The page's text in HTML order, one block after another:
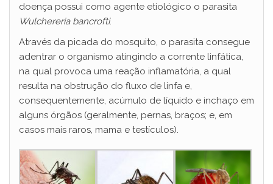
doença possui como agente etiológico o parasita
Wulchereria bancrofti.
Através da picada do mosquito, o parasita consegue
adentrar o organismo atingindo a corrente linfática,
na qual provoca uma reação inflamatória, a qual
resulta na obstrução do fluxo de linfa e,
consequentemente, acúmulo de líquido e inchaço em
alguns órgãos (geralmente, pernas, braços; e, em
casos mais raros, mama e testículos).